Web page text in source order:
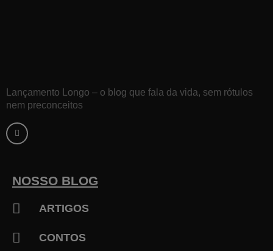
Lançamento Longo – o blog que fala da vida, sem rótulos
nem preconceitos
a
c
e
k
-
NOSSO BLOG
ARTIGOS
CONTOS